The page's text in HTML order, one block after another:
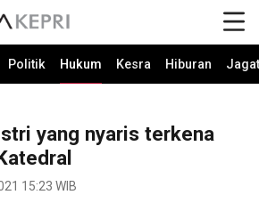
Politik Hukum Kesra Hiburan Jagat
yang nyaris terkena
15:23 WIB